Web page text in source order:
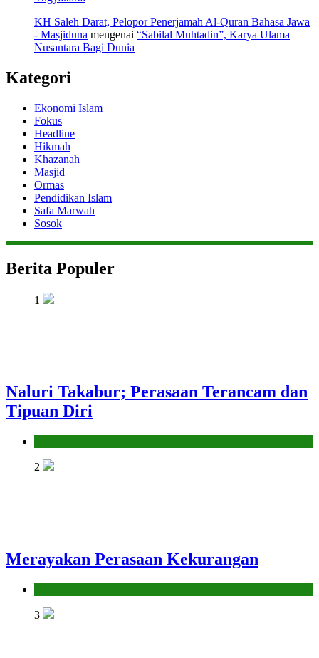
KH Saleh Darat, Pelopor Penerjamah Al-Quran Bahasa Jawa
- Masjiduna mengenai “Sabilal Muhtadin”, Karya Ulama
Nusantara Bagi Dunia
Kategori
Ekonomi Islam
Fokus
Headline
Hikmah
Khazanah
Masjid
Ormas
Pendidikan Islam
Safa Marwah
Sosok
Berita Populer
1
Naluri Takabur; Perasaan Terancam dan
Tipuan Diri
2
Merayakan Perasaan Kekurangan
3